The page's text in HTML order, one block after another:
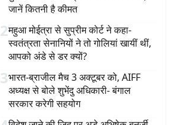
जानें कितनी है कीमत
2महुआ मोईत्रा से सुप्रीम कोर्ट ने कहा-
स्वतंत्रता सेनानियों ने तो गोलियां खायीं थीं,
आपको अंडे से डर क्यों?
3भारत-ब्राजील मैच 3 अक्टूबर को, AIFF
अध्यक्ष से बोले शुभेंदु अधिकारी- बंगाल
सरकार करेगी सहयोग